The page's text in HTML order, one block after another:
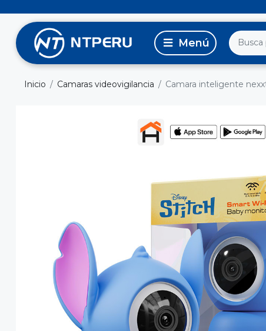
Inicio Camaras videovigilancia Camara inteligente